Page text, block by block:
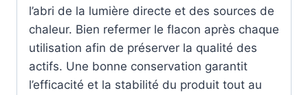
l’abri de la lumière directe et des sources de
chaleur. Bien refermer le flacon après chaque
utilisation afin de préserver la qualité des
actifs. Une bonne conservation garantit
l’efficacité et la stabilité du produit tout au